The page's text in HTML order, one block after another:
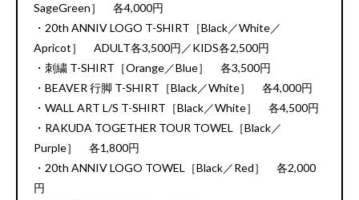
SageGreen］ 各4,000円
・20th ANNIV LOGO T-SHIRT［Black／White／
Apricot］ ADULT各3,500円／KIDS各2,500円
・刺繍 T-SHIRT［Orange／Blue］ 各3,500円
・BEAVER 行脚 T-SHIRT［Black／White］ 各4,000円
・WALL ART L/S T-SHIRT［Black／White］ 各4,500円
・RAKUDA TOGETHER TOUR TOWEL［Black／
Purple］ 各1,800円
・20th ANNIV LOGO TOWEL［Black／Red］ 各2,000
円